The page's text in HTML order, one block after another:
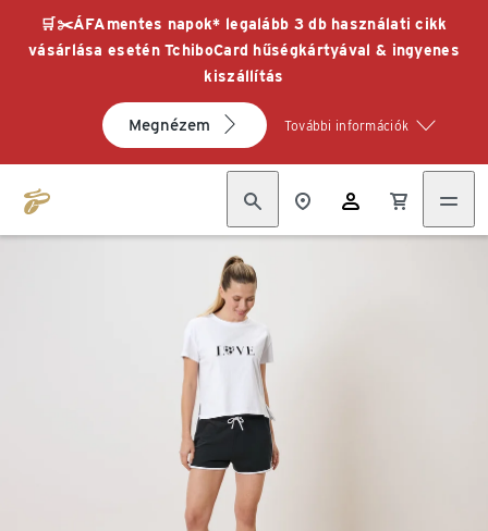
🛒✂️ÁFAmentes napok* legalább 3 db használati cikk
vásárlása esetén TchiboCard hűségkártyával & ingyenes
kiszállítás
Megnézem További információk